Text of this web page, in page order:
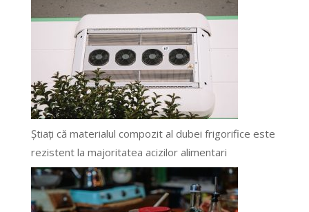
Știați că materialul compozit al dubei frigorifice este
rezistent la majoritatea acizilor alimentari